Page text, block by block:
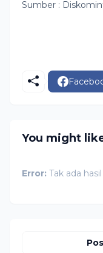
Sumber :
You might
Error: Tak ada